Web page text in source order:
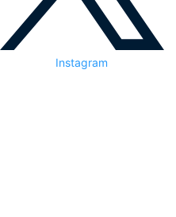
Instagram